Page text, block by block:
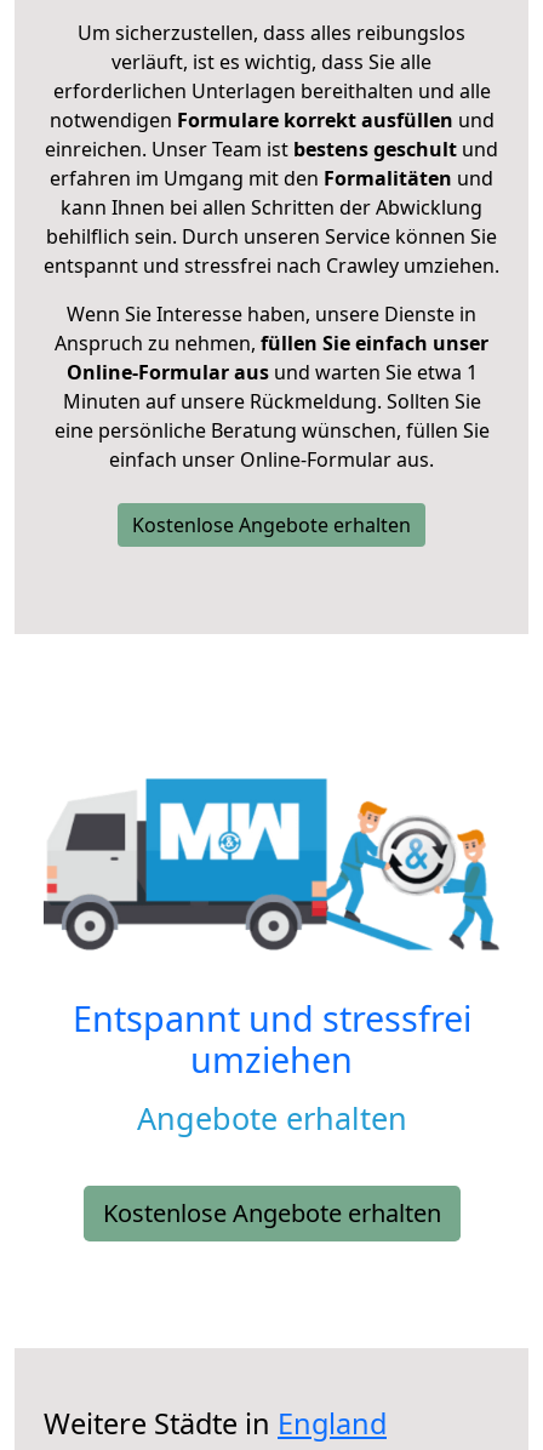
Um sicherzustellen, dass alles reibungslos
verläuft, ist es wichtig, dass Sie alle
erforderlichen Unterlagen bereithalten und alle
notwendigen Formulare korrekt ausfüllen und
einreichen. Unser Team ist bestens geschult und
erfahren im Umgang mit den Formalitäten und
kann Ihnen bei allen Schritten der Abwicklung
behilflich sein. Durch unseren Service können Sie
entspannt und stressfrei nach Crawley umziehen.
Wenn Sie Interesse haben, unsere Dienste in
Anspruch zu nehmen, füllen Sie einfach unser
Online-Formular ausund warten Sie etwa 1
Minuten auf unsere Rückmeldung. Sollten Sie
eine persönliche Beratung wünschen, füllen Sie
einfach unser Online-Formular aus.
Kostenlose Angebote erhalten
Entspannt und stressfrei
umziehen
Angebote erhalten
Kostenlose Angebote erhalten
Weitere Städte in England